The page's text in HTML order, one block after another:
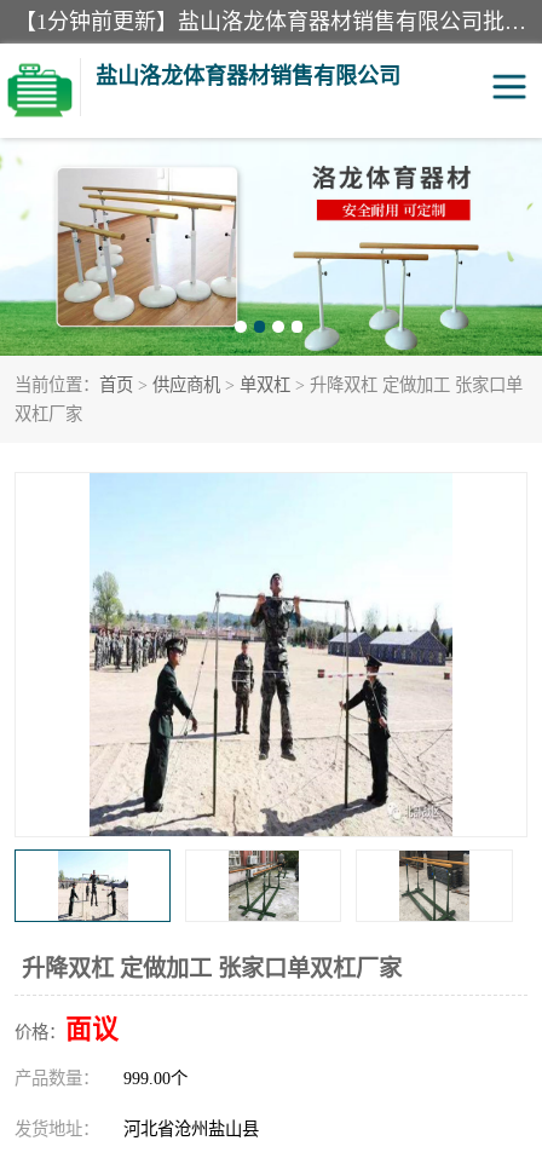
【1分钟前更新】盐山洛龙体育器材销售有限公司批量供应：300米障碍器材、400米障碍器材、部队训练器材、双杠、体操垫、舞蹈把杆等产品。盐山洛龙体育器材销售有限公司经过多年的发展，集研发，生产，销售，售后服务为一体. 奉行“质量，信誉，服务”的宗旨，以开拓创新的精神和真诚守信的态度积极进取。
盐山洛龙体育器材销售有限公司
当前位置： 首页 > 供应商机 > 单双杠 > 升降双杠 定做加工 张家口单
双杠厂家
升降双杠 定做加工 张家口单双杠厂家
价格： 面议
产品数量： 999.00个
发货地址： 河北省沧州盐山县
单双杠 舞蹈把杆
400米障碍器材 体操垫
300米障碍器材 攀爬架
塑胶跑道 400米障碍器材1